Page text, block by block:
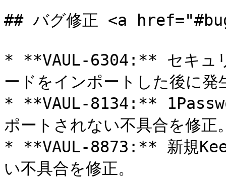
## バグ修正 <a
* **VAUL-6304:** セキュリ
ードをインポートした後に発
* **VAUL-8134:**
ポートされない不具合を修正
* **VAUL-8873:** 新規
い不具合を修正。